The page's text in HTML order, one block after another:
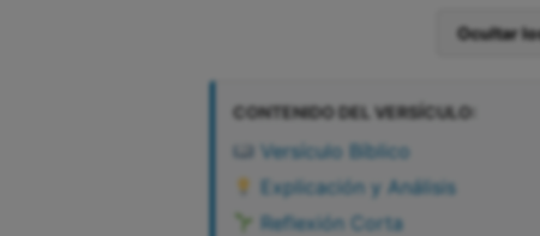
Ocultar
CONTENIDO DEL VERSÍCULO:
Versículo Bíblico
Explicación y Análisis
Reflexión Corta